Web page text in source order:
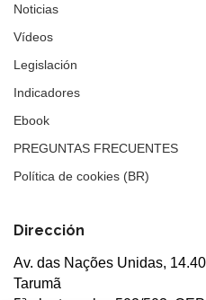
Noticias
Vídeos
Legislación
Indicadores
Ebook
PREGUNTAS FRECUENTES
Política de cookies (BR)
Dirección
Av. das Nações Unidas,
Tarumã